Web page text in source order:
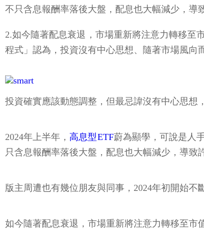
不只含息報酬率落後大盤，配息也大幅減少，導
2.如今隨著配息衰退，市場重新將注意力轉移至
程式」認為，投資沒有中心思想、隨著市場風向
投資確實應該動態調整，但最忌諱沒有中心思想
2024年上半年，高息型ETF蔚為顯學，可說是人
只含息報酬率落後大盤，配息也大幅減少，導致
版主周遭也有幾位朋友與同事，2024年初開始
如今隨著配息衰退，市場重新將注意力轉移至市